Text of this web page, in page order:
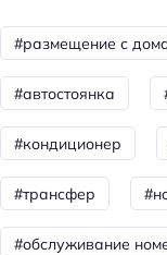
Красота и
Салон красоты
Спорт и
Площадка для
Для семей
#размещение с
#автостоянка
#кондиционер
#трансфер
#обслуживание